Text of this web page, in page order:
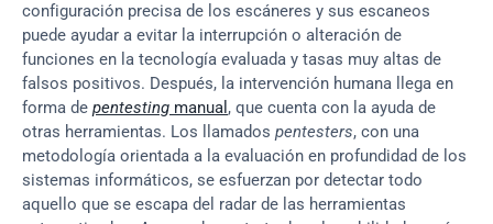
configuración precisa de los escáneres y sus escaneos
puede ayudar a evitar la interrupción o alteración de
funciones en la tecnología evaluada y tasas muy altas de
falsos positivos. Después, la intervención humana llega en
forma de pentesting manual , que cuenta con la ayuda de
otras herramientas. Los llamados pentesters, con una
metodología orientada a la evaluación en profundidad de los
sistemas informáticos, se esfuerzan por detectar todo
aquello que se escapa del radar de las herramientas